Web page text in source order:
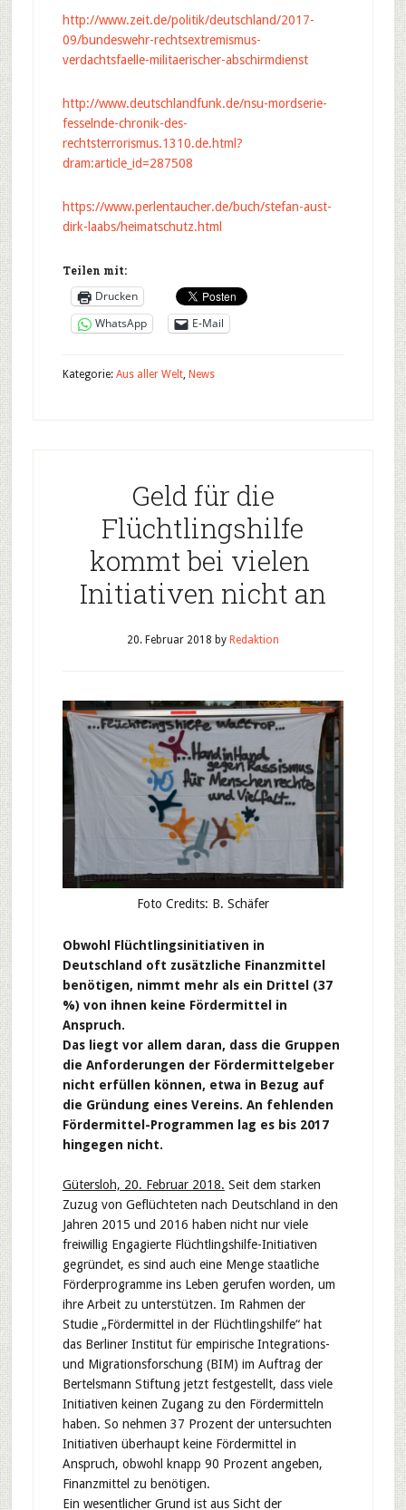
http://www.zeit.de/politik/deutschland/2017-
09/bundeswehr-rechtsextremismus-
verdachtsfaelle-militaerischer-abschirmdienst
http://www.deutschlandfunk.de/nsu-mordserie-
fesselnde-chronik-des-
rechtsterrorismus.1310.de.html?
dram:article_id=287508
https://www.perlentaucher.de/buch/stefan-aust-
dirk-laabs/heimatschutz.html
Teilen mit:
Drucken
WhatsApp
E-Mail
Kategorie: Aus aller Welt, News
Geld für die
Flüchtlingshilfe
kommt bei vielen
Initiativen nicht an
20. Februar 2018 by Redaktion
Foto Credits: B. Schäfer
Obwohl Flüchtlingsinitiativen in
Deutschland oft zusätzliche Finanzmittel
benötigen, nimmt mehr als ein Drittel (37
%) von ihnen keine Fördermittel in
Anspruch.
Das liegt vor allem daran, dass die Gruppen
die Anforderungen der Fördermittelgeber
nicht erfüllen können, etwa in Bezug auf
die Gründung eines Vereins. An fehlenden
Fördermittel-Programmen lag es bis 2017
hingegen nicht.
Gütersloh, 20. Februar 2018. Seit dem starken
Zuzug von Geflüchteten nach Deutschland in den
Jahren 2015 und 2016 haben nicht nur viele
freiwillig Engagierte Flüchtlingshilfe-Initiativen
gegründet, es sind auch eine Menge staatliche
Förderprogramme ins Leben gerufen worden, um
ihre Arbeit zu unterstützen. Im Rahmen der
Studie „Fördermittel in der Flüchtlingshilfe“ hat
das Berliner Institut für empirische Integrations-
und Migrationsforschung (BIM) im Auftrag der
Bertelsmann Stiftung jetzt festgestellt, dass viele
Initiativen keinen Zugang zu den Fördermitteln
haben. So nehmen 37 Prozent der untersuchten
Initiativen überhaupt keine Fördermittel in
Anspruch, obwohl knapp 90 Prozent angeben,
Finanzmittel zu benötigen.
Ein wesentlicher Grund ist aus Sicht der